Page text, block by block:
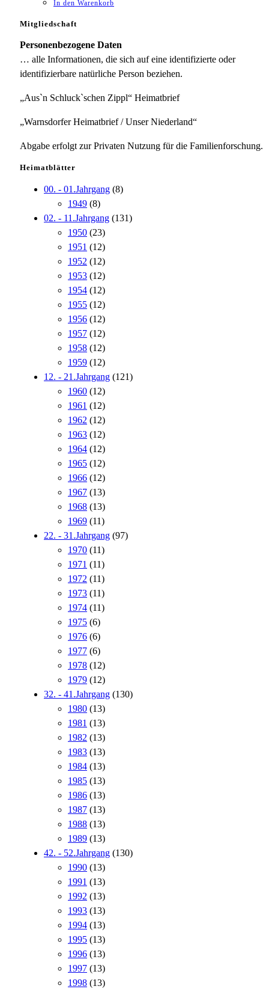
In den Warenkorb
Mitgliedschaft
Personenbezogene Daten
… alle Informationen, die sich auf eine identifizierte oder
identifizierbare natürliche Person beziehen.
„Aus`n Schluck`schen Zippl“ Heimatbrief
„Warnsdorfer Heimatbrief / Unser Niederland“
Abgabe erfolgt zur Privaten Nutzung für die Familienforschung.
Heimatblätter
00. - 01.Jahrgang (8)
1949 (8)
02. - 11.Jahrgang (131)
1950 (23)
1951 (12)
1952 (12)
1953 (12)
1954 (12)
1955 (12)
1956 (12)
1957 (12)
1958 (12)
1959 (12)
12. - 21.Jahrgang (121)
1960 (12)
1961 (12)
1962 (12)
1963 (12)
1964 (12)
1965 (12)
1966 (12)
1967 (13)
1968 (13)
1969 (11)
22. - 31.Jahrgang (97)
1970 (11)
1971 (11)
1972 (11)
1973 (11)
1974 (11)
1975 (6)
1976 (6)
1977 (6)
1978 (12)
1979 (12)
32. - 41.Jahrgang (130)
1980 (13)
1981 (13)
1982 (13)
1983 (13)
1984 (13)
1985 (13)
1986 (13)
1987 (13)
1988 (13)
1989 (13)
42. - 52.Jahrgang (130)
1990 (13)
1991 (13)
1992 (13)
1993 (13)
1994 (13)
1995 (13)
1996 (13)
1997 (13)
1998 (13)